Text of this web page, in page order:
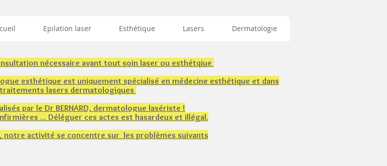
Epilation laser Esthétique Lasers Dermatologie
nécessaire avant tout soin laser ou esthétqiue
esthétique est uniquement spécialisé en médecine esthétique et dans
lasers dermatologiques
par le Dr BERNARD, dermatologue lasériste !
... Déléguer ces actes est hasardeux et illégal.
notre activité se concentre sur les problèmes suivants